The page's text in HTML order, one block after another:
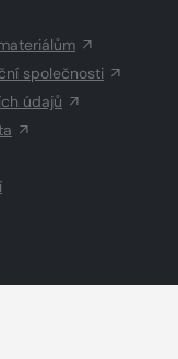
společnosti
údajů